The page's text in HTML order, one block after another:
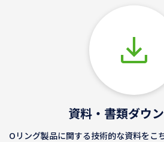
資料・書類ダウ
Oリング製品に関する技術的な資料をこ